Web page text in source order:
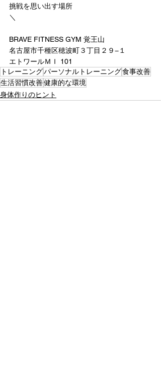
挑戦を思い出す場所
＼
BRAVE FITNESS GYM 覚王山
名古屋市千種区穂波町３丁目２９−１
エトワールＭＩ 101
トレーニングパーソナルトレーニング食事改善
生活習慣改善健康的な環境
身体作りのヒント